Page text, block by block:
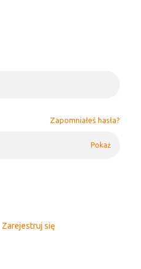
Zapomniałeś hasła?
Pokaż
Zarejestruj się